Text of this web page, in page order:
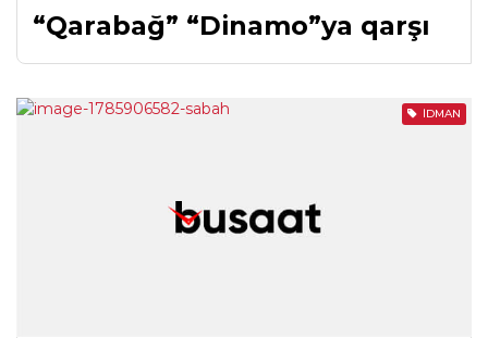
“Qarabağ” “Dinamo”ya qarşı
İDMAN